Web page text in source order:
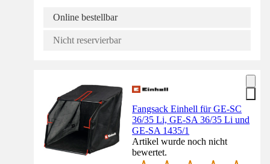
Online bestellbar
Nicht reservierbar
Fangsack Einhell für GE-SC
36/35 Li, GE-SA 36/35 Li und
GE-SA 1435/1
Artikel wurde noch nicht
bewertet.